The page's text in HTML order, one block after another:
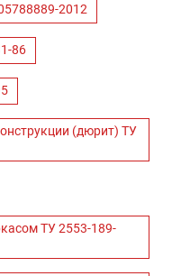
2012
86
(дюрит) ТУ
ТУ 2553-189-